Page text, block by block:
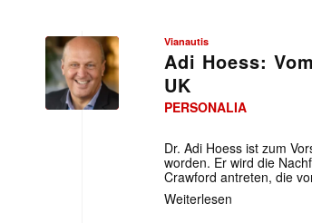
privat
Vianautis
Adi Hoess:
UK
PERSONALIA
Dr. Adi Hoess ist zum
worden. Er wird die
Crawford antreten, die
Weiterlesen